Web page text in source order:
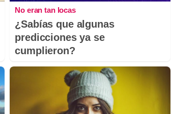
No eran tan locas
¿Sabías que algunas
predicciones ya se
cumplieron?